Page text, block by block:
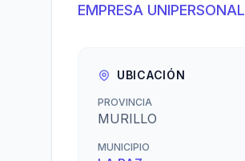
EMPRESA UNIPERSONAL
UBICACIÓN
PROVINCIA
MURILLO
MUNICIPIO